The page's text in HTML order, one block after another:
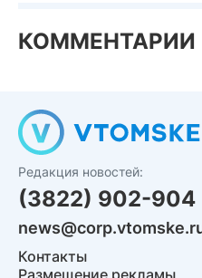
КОММЕНТАРИИ
Редакция новостей:
(3822) 902-904
Контакты